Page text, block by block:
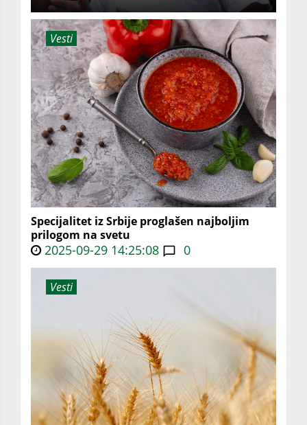
Vesti
Specijalitet iz Srbije proglašen najboljim
prilogom na svetu
2025-09-29 14:25:08 0
Vesti